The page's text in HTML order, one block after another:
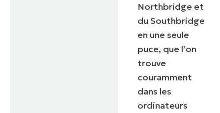
Northbridge et
du Southbridge
en une seule
puce, que l’on
trouve
couramment
dans les
ordinateurs